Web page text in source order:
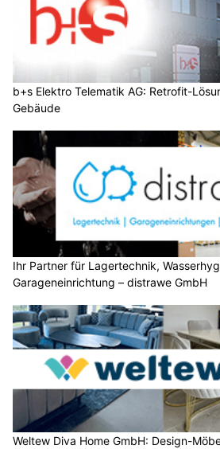
b+s Elektro Telematik AG: Retrofit-
Gebäude
Ihr Partner für Lagertechnik,
Garageneinrichtung – distrawe GmbH
Weltew Diva Home GmbH: Design-